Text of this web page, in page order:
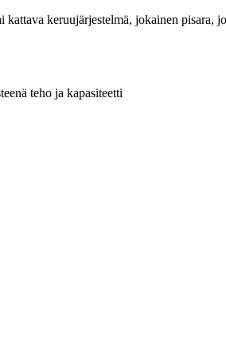
keruujärjestelmä, jokainen pisara,
teho ja kapasiteetti